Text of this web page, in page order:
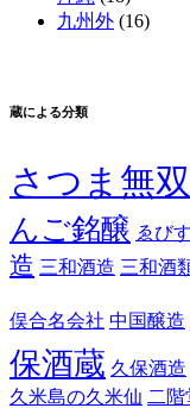
九州外 (16)
蔵による分類
さつま無双
んご銘醸 ゑび
造 三和酒造 三和酒
俣合名会社 中国醸造
保酒蔵 久保酒造
久米島の久米仙 二階